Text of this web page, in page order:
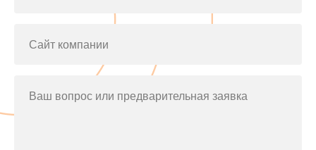
Сайт компании
Ваш вопрос или предварительная заявка